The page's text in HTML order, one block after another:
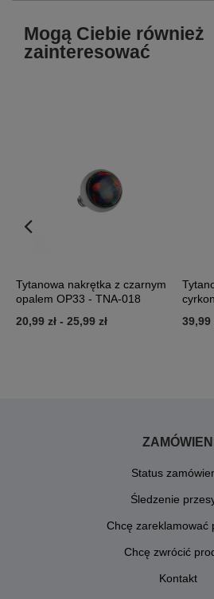
Mogą Ciebie również
zainteresować
Tytanowa nakrętka z czarnym
opalem OP33 - TNA-018
20,99 zł - 25,99 zł
39,99
Status
Śledzenie
Chcę zareklamować
Chcę zwrócić
Kontakt